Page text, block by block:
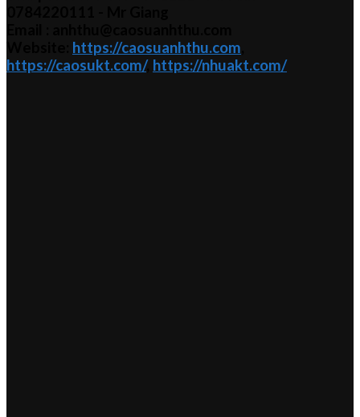
https://caosuanhthu.com
https://caosukt.com/, https://nhuakt.com/